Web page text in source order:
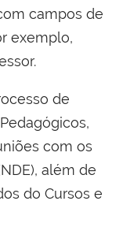
campos de
exemplo,
de
com os
além de
do Cursos e